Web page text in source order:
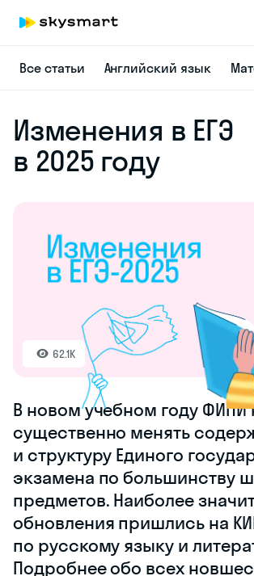
Все статьи Английский язык
Изменения в ЕГЭ
в 2025 году
62.1K
В новом учебном году ФИПИ
существенно менять
и структуру Единого
экзамена по большинству
предметов. Наиболее
обновления пришлись на
по русскому языку и
Подробнее обо всех